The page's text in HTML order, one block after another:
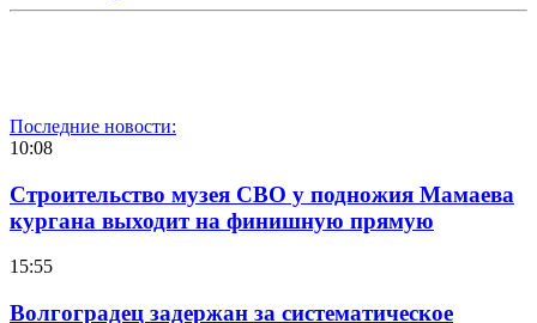
Последние новости:
10:08
Строительство музея СВО у подножия Мамаева
кургана выходит на финишную прямую
15:55
Волгоградец задержан за систематическое